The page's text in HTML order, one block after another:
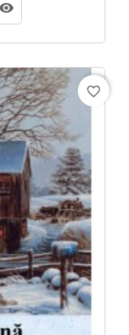
favorite_border